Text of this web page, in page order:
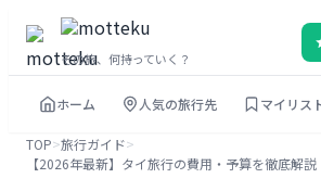
を
その旅、何持っていく？
ホーム 人気の旅行先 マイリス
TOP>旅行ガイド>
【2026年最新】タイ旅行の費用・予算を徹底解